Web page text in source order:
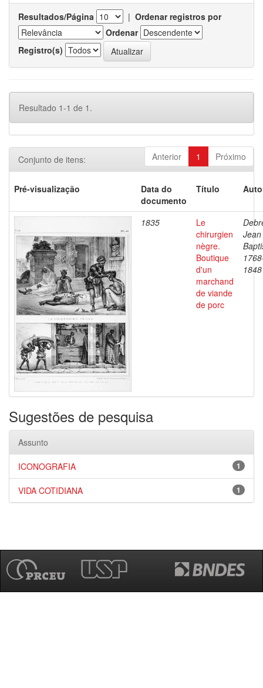
Resultados/Página | Ordenar registros por
Ordenar
Registro(s)
Resultado 1-1 de 1.
Anterior 1 Próximo
Conjunto de itens:
Pré-visualização
Data do
documento
Título
1835
Le
chirurgien
nègre.
Boutique
d'un
marchand
de viande
de porc
Jean
1848
Sugestões de pesquisa
Assunto
1
ICONOGRAFIA
1
VIDA COTIDIANA